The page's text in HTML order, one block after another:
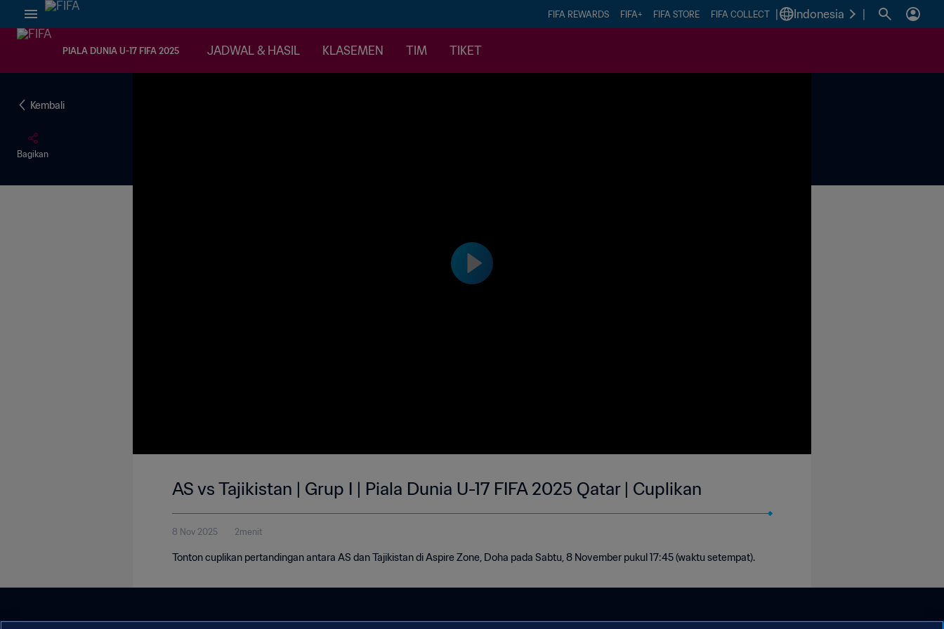
FIFA REWARDS FIFA+ FIFA STORE FIFA COLLECT Indonesia
PIALA DUNIA U-17 FIFA 2025 JADWAL & HASIL KLASEMEN TIM TIKET
Kembali
Bagikan
AS vs Tajikistan | Grup I | Piala Dunia U-17 FIFA 2025 Qatar | Cuplikan
8 Nov 2025 2menit
Tonton cuplikan pertandingan antara AS dan Tajikistan di Aspire Zone, Doha pada Sabtu, 8 November pukul 17:45 (waktu setempat).